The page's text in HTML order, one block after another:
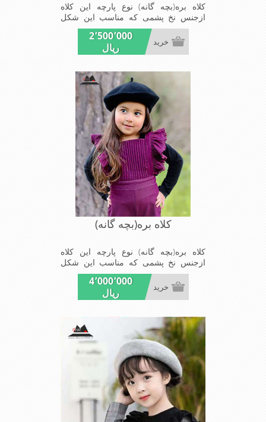
کلاه بره(بچه گانه) نوع پارچه این کلاه
ازجنس نخ پشمی که مناسب این شکل
ازکلاه است شیک ومناسب بچه های خوش
پوش جنس عالی,بافتی
مناسب,سبکی,خوش فرمی
2٬500٬000
ریال
خرید
کلاه بره(بچه گانه)
کلاه بره(بچه گانه) نوع پارچه این کلاه
ازجنس نخ پشمی که مناسب این شکل
ازکلاه است شیک ومناسب بچه های خوش
پوش جنس عالی,بافتی
مناسب,سبکی,خوش فرمی
4٬000٬000
ریال
خرید